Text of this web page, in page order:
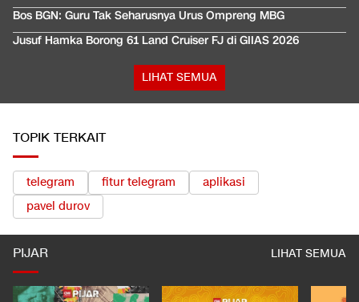
Bos BGN: Guru Tak Seharusnya Urus Ompreng MBG
Jusuf Hamka Borong 61 Land Cruiser FJ di GIIAS 2026
LIHAT SEMUA
TOPIK TERKAIT
telegram fitur telegram
aplikasi
pavel durov
PIJAR LIHAT SEMUA